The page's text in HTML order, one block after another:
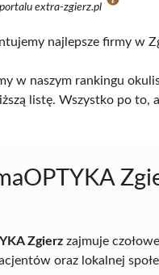
extra-zgierz.pl
najlepsze firmy w
w naszym rankingu
listę. Wszystko po to,
Zgierz zajmuje
oraz lokalnej